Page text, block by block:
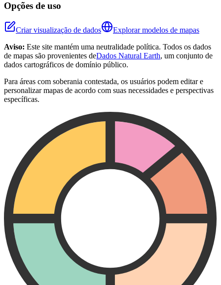
Opções de uso
Criar visualização de dados
Explorar modelos de mapas
Aviso: Este site mantém uma neutralidade política. Todos os dados
de mapas são provenientes deDados Natural Earth, um conjunto de
dados cartográficos de domínio público.
Para áreas com soberania contestada, os usuários podem editar e
personalizar mapas de acordo com suas necessidades e perspectivas
específicas.